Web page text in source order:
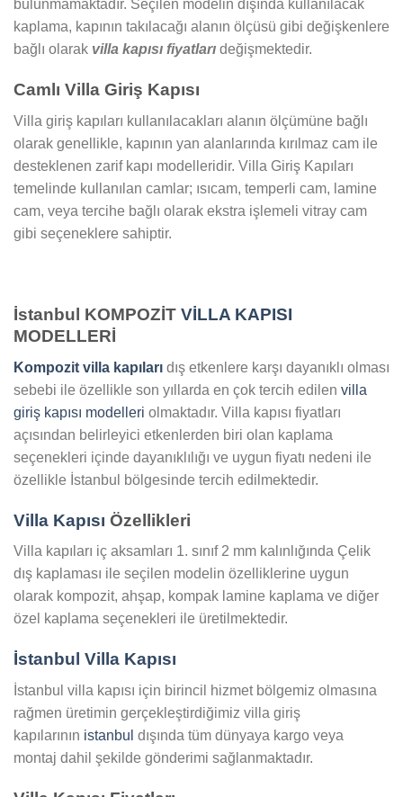
bulunmamaktadır. Seçilen modelin dışında kullanılacak
kaplama, kapının takılacağı alanın ölçüsü gibi değişkenlere
bağlı olarak villa kapısı fiyatları değişmektedir.
Camlı Villa Giriş Kapısı
Villa giriş kapıları kullanılacakları alanın ölçümüne bağlı
olarak genellikle, kapının yan alanlarında kırılmaz cam ile
desteklenen zarif kapı modelleridir. Villa Giriş Kapıları
temelinde kullanılan camlar; ısıcam, temperli cam, lamine
cam, veya tercihe bağlı olarak ekstra işlemeli vitray cam
gibi seçeneklere sahiptir.
İstanbul KOMPOZİT VİLLA KAPISI
MODELLERİ
Kompozit villa kapıları dış etkenlere karşı dayanıklı olması
sebebi ile özellikle son yıllarda en çok tercih edilen villa
giriş kapısı modelleri olmaktadır. Villa kapısı fiyatları
açısından belirleyici etkenlerden biri olan kaplama
seçenekleri içinde dayanıklılığı ve uygun fiyatı nedeni ile
özellikle İstanbul bölgesinde tercih edilmektedir.
Villa Kapısı Özellikleri
Villa kapıları iç aksamları 1. sınıf 2 mm kalınlığında Çelik
dış kaplaması ile seçilen modelin özelliklerine uygun
olarak kompozit, ahşap, kompak lamine kaplama ve diğer
özel kaplama seçenekleri ile üretilmektedir.
İstanbul Villa Kapısı
İstanbul villa kapısı için birincil hizmet bölgemiz olmasına
rağmen üretimin gerçekleştirdiğimiz villa giriş
kapılarının istanbul dışında tüm dünyaya kargo veya
montaj dahil şekilde gönderimi sağlanmaktadır.